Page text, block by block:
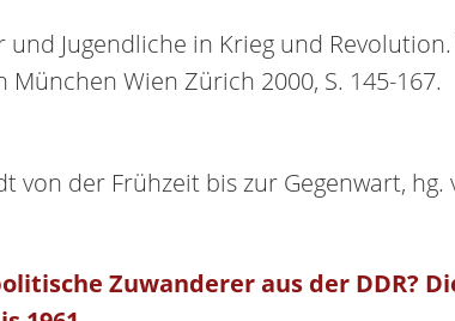
Jugendliche in Krieg und
Wien Zürich 2000, S. 145-167.
von der Frühzeit bis zur Gegenwart,
Zuwanderer aus der DDR?